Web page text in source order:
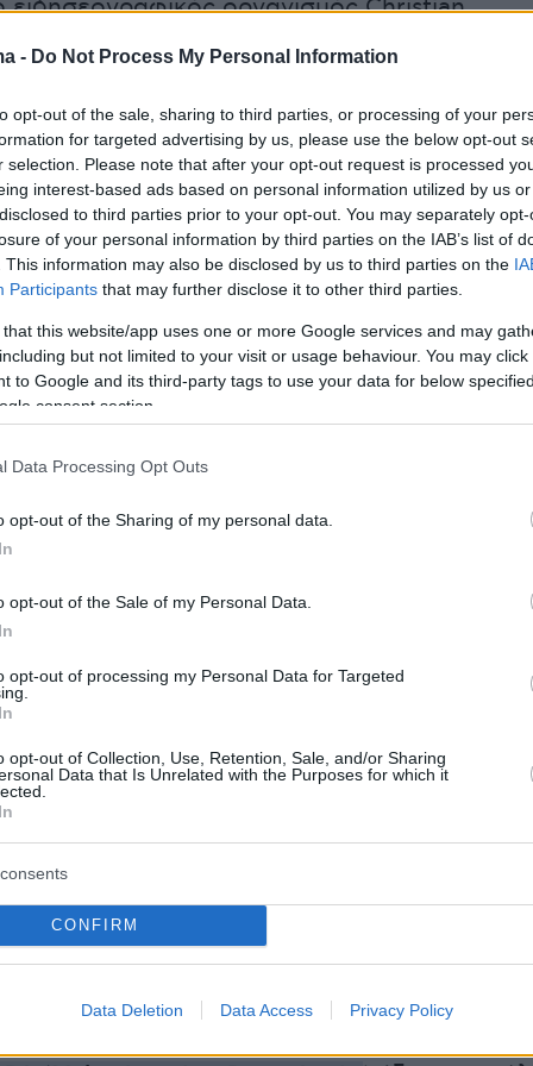
- Do Not Process My Personal Information
opt-out of the sale, sharing to third parties, or processing of your
for targeted advertising by us, please use the below opt-out
selection. Please note that after your opt-out request is processed
interest-based ads based on personal information utilized by us
to third parties prior to your opt-out. You may separately
of your personal information by third parties on the IAB’s list of
This information may also be disclosed by us to third parties on the
Participants that may further disclose it to other third parties.
that this website/app uses one or more Google services and may
but not limited to your visit or usage behaviour. You may
to Google and its third-party tags to use your data for below
consent section.
Data Processing Opt Outs
opt-out of the Sharing of my personal data.
opt-out of the Sale of my Personal Data.
opt-out of processing my Personal Data for Targeted
opt-out of Collection, Use, Retention, Sale, and/or Sharing
Data that Is Unrelated with the Purposes for which it
CONFIRM
Data Deletion Data Access Privacy Policy
ειδησεογραφικός οργανισμός Christian
Ιράκ», τόνισε.
Ρεπουμπλικανικού κόμματος, που τάσσεται
των ΗΠΑ σε ξένες συγκρούσεις,
ανήσυχη την ώρα που ο Τραμπ αλλάζει
επεδίωκε να βρει μια διπλωματική λύση με το
του πρόγραμμα, τώρα δηλώνει ότι η
να στηρίξει τη στρατιωτική
Ισραήλ, ακόμη και να χρησιμοποιήσει την
βόμβα GBU-57,που διαθέτει και η οποία
πλήξει στόχους σε βάθος δεκάδων μέτρων
που ήδη ακούγονται είναι ενδεικτικές των
θα αντιμετωπίσει ο Τραμπ από τη δεξιά
στη σύρραξη, μια κίνηση που το Ιράν, διά
αγιατολάχ Αλί Χαμενεΐ
και ανεπανόρθωτες» συνέπειες.
θα αποτελέσει και μεγάλη στροφή σε
πρόθεσή του να αποφύγει να εμπλέξει τις
στο εξωτερικό. Παράλληλα θα
εκστρατεία του να καλλιεργήσει καλές
Κόλπου και ενδέχεται να αποσπάσει την
τις προσπάθειές του να τερματίσει τον
διάφορες χώρες.